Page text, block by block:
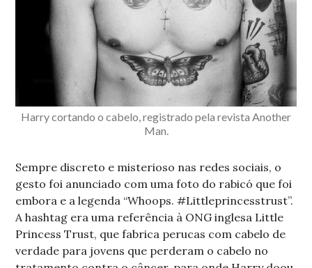
Harry cortando o cabelo, registrado pela revista Another
Man.
Sempre discreto e misterioso nas redes sociais, o
gesto foi anunciado com uma foto do rabicó que foi
embora e a legenda “Whoops. #Littleprincesstrust”.
A hashtag era uma referência à ONG inglesa Little
Princess Trust, que fabrica perucas com cabelo de
verdade para jovens que perderam o cabelo no